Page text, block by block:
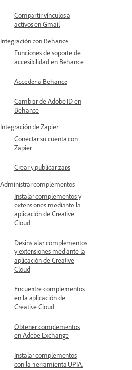
Compartir vínculos a
activos en Gmail
Integración con Behance
Funciones de soporte de
accesibilidad en Behance
Acceder a Behance
Cambiar de Adobe ID en
Behance
Integración de Zapier
Conectar su cuenta con
Zapier
Crear y publicar zaps
Administrar complementos
Instalar complementos y
extensiones mediante la
aplicación de Creative
Cloud
Desinstalar complementos
y extensiones mediante la
aplicación de Creative
Cloud
Encuentre complementos
en la aplicación de
Creative Cloud
Obtener complementos
en Adobe Exchange
Instalar complementos
con la herramienta UPIA.